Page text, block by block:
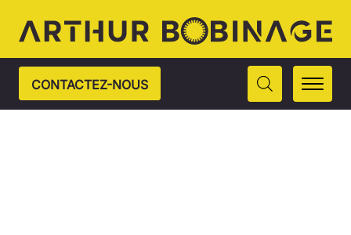
CONTACTEZ-NOUS